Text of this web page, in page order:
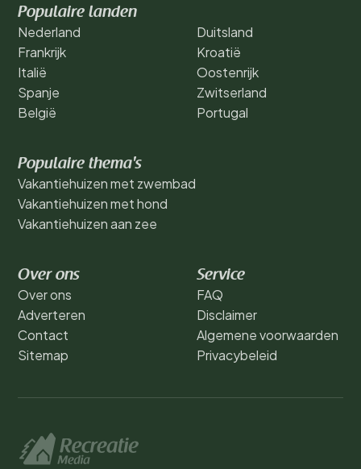
Populaire landen
Nederland
Frankrijk
Italië
Spanje
België
Duitsland
Kroatië
Oostenrijk
Zwitserland
Portugal
Populaire thema's
Vakantiehuizen met zwembad
Vakantiehuizen met hond
Vakantiehuizen aan zee
Over ons
Over ons
Adverteren
Contact
Sitemap
Service
FAQ
Disclaimer
Algemene voorwaarden
Privacybeleid